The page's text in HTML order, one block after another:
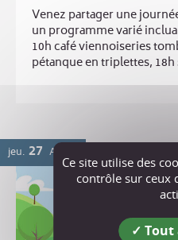
Venez partager une
un programme varié
10h café viennoiseries
pétanque en triplettes, 18h spectacle de magie et 19h
jeu. 27 AOÛT
Ce site utilise des
contrôle sur ceux
Tout